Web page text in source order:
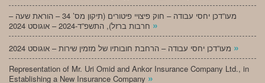
מעו”דכן יחסי עבודה – חוק פיצויי פיטורים (תיקון מס’ 34 – הוראת שעה –
»
»
Representation of Mr. Uri Omid and Ankor Insurance Company Ltd., in
Establishing a New Insurance Company »